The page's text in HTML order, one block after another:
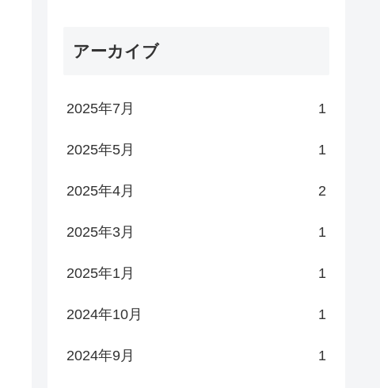
アーカイブ
2025年7月 1
2025年5月 1
2025年4月 2
2025年3月 1
2025年1月 1
2024年10月 1
2024年9月 1